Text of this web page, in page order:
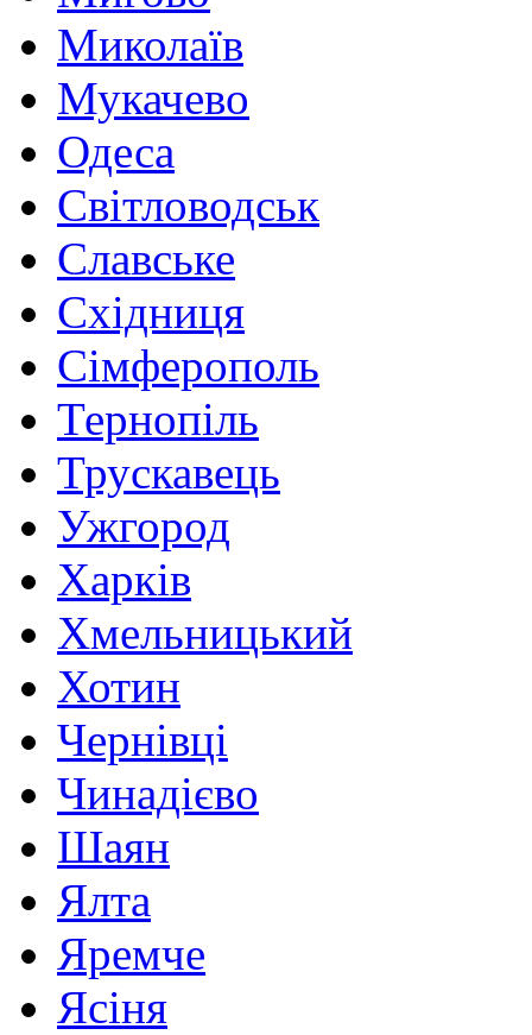
Миколаїв
Мукачево
Одеса
Світловодськ
Славське
Східниця
Сімферополь
Тернопіль
Трускавець
Ужгород
Харків
Хмельницький
Хотин
Чернівці
Чинадієво
Шаян
Ялта
Яремче
Ясіня